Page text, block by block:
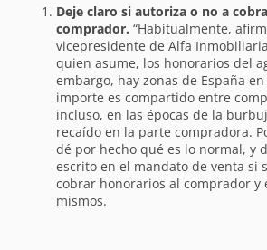
Deje claro si autoriza o no a
comprador. “Habitualmente,
vicepresidente de Alfa
quien asume, los honorarios del
embargo, hay zonas de España
importe es compartido entre
incluso, en las épocas de la
recaído en la parte compradora.
dé por hecho qué es lo normal, y
escrito en el mandato de venta si
cobrar honorarios al comprador y
mismos.